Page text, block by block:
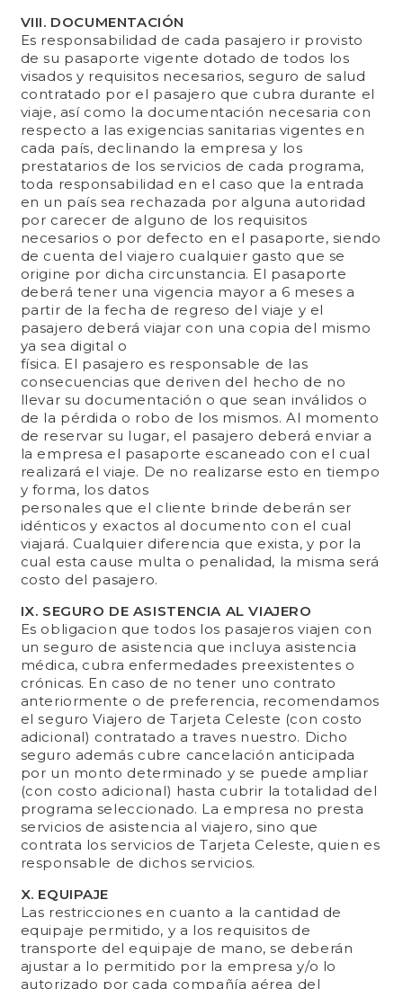
VIII. DOCUMENTACIÓN
Es responsabilidad de cada pasajero ir provisto
de su pasaporte vigente dotado de todos los
visados y requisitos necesarios, seguro de salud
contratado por el pasajero que cubra durante el
viaje, así como la documentación necesaria con
respecto a las exigencias sanitarias vigentes en
cada país, declinando la empresa y los
prestatarios de los servicios de cada programa,
toda responsabilidad en el caso que la entrada
en un país sea rechazada por alguna autoridad
por carecer de alguno de los requisitos
necesarios o por defecto en el pasaporte, siendo
de cuenta del viajero cualquier gasto que se
origine por dicha circunstancia. El pasaporte
deberá tener una vigencia mayor a 6 meses a
partir de la fecha de regreso del viaje y el
pasajero deberá viajar con una copia del mismo
ya sea digital o
física. El pasajero es responsable de las
consecuencias que deriven del hecho de no
llevar su documentación o que sean inválidos o
de la pérdida o robo de los mismos. Al momento
de reservar su lugar, el pasajero deberá enviar a
la empresa el pasaporte escaneado con el cual
realizará el viaje. De no realizarse esto en tiempo
y forma, los datos
personales que el cliente brinde deberán ser
idénticos y exactos al documento con el cual
viajará. Cualquier diferencia que exista, y por la
cual esta cause multa o penalidad, la misma será
costo del pasajero.
IX. SEGURO DE ASISTENCIA AL VIAJERO
Es obligacion que todos los pasajeros viajen con
un seguro de asistencia que incluya asistencia
médica, cubra enfermedades preexistentes o
crónicas. En caso de no tener uno contrato
anteriormente o de preferencia, recomendamos
el seguro Viajero de Tarjeta Celeste (con costo
adicional) contratado a traves nuestro. Dicho
seguro además cubre cancelación anticipada
por un monto determinado y se puede ampliar
(con costo adicional) hasta cubrir la totalidad del
programa seleccionado. La empresa no presta
servicios de asistencia al viajero, sino que
contrata los servicios de Tarjeta Celeste, quien es
responsable de dichos servicios.
X. EQUIPAJE
Las restricciones en cuanto a la cantidad de
equipaje permitido, y a los requisitos de
transporte del equipaje de mano, se deberán
ajustar a lo permitido por la empresa y/o lo
autorizado por cada compañía aérea del